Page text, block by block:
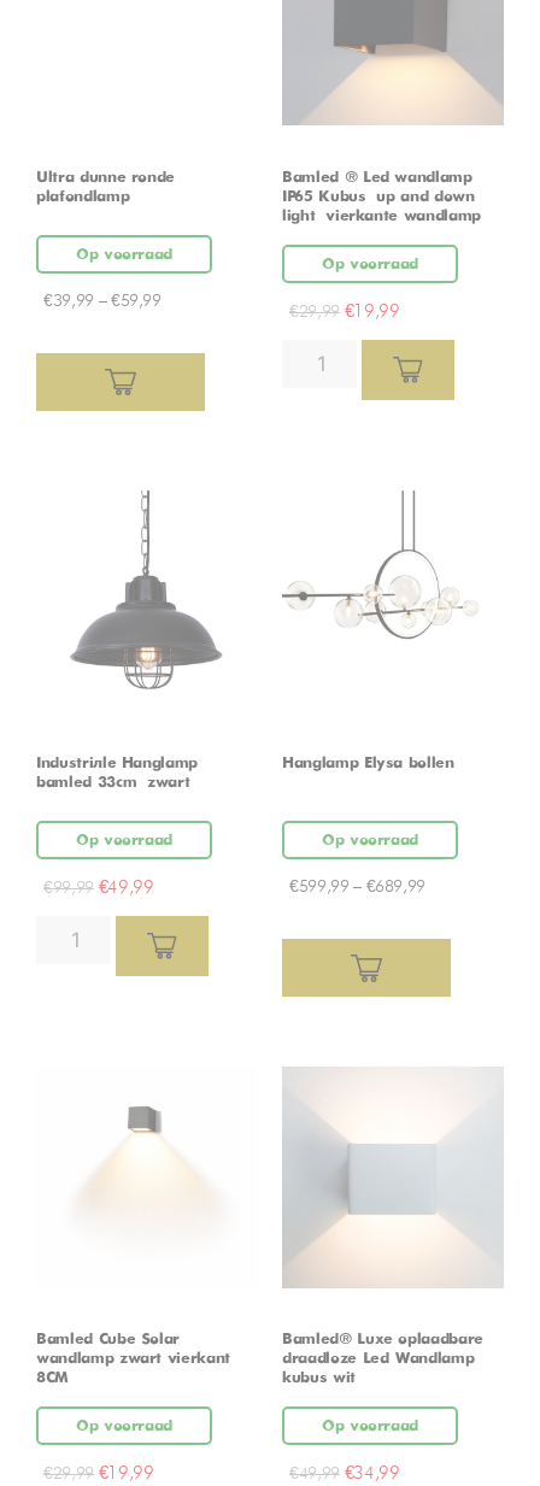
Ultra dunne ronde
plafondlamp
Op voorraad
€39,99 –€59,99
Bamled ® Led wandlamp
IP65 Kubus – up and down
light – vierkante wandlamp
Op voorraad
€29,99 €19,99
Industriële Hanglamp
bamled 33cm – zwart
Op voorraad
€99,99 €49,99
Hanglamp Elysa bollen
Op voorraad
€599,99 – €689,99
Bamled Cube Solar
wandlamp zwart vierkant
8CM
Op voorraad
€29,99 €19,99
Bamled® Luxe oplaadbare
draadloze Led Wandlamp
kubus wit
Op voorraad
€49,99 €34,99